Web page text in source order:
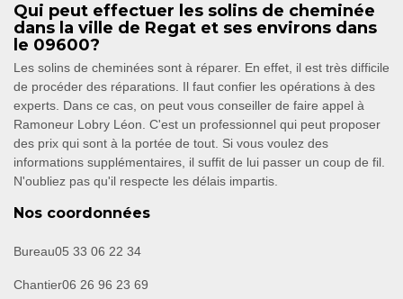
Qui peut effectuer les solins de cheminée
dans la ville de Regat et ses environs dans
le 09600?
Les solins de cheminées sont à réparer. En effet, il est très difficile
de procéder des réparations. Il faut confier les opérations à des
experts. Dans ce cas, on peut vous conseiller de faire appel à
Ramoneur Lobry Léon. C'est un professionnel qui peut proposer
des prix qui sont à la portée de tout. Si vous voulez des
informations supplémentaires, il suffit de lui passer un coup de fil.
N'oubliez pas qu'il respecte les délais impartis.
Nos coordonnées
Bureau05 33 06 22 34
Chantier06 26 96 23 69